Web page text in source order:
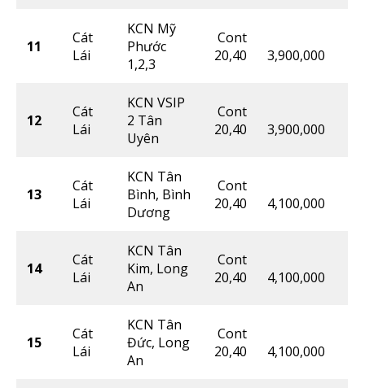
11
Cát
Lái
KCN Mỹ
Phước
1,2,3
Cont
20,40
3,900,000
12
Cát
Lái
KCN VSIP
2 Tân
Uyên
Cont
20,40
3,900,000
13
Cát
Lái
KCN Tân
Bình, Bình
Dương
Cont
20,40
4,100,000
14
Cát
Lái
KCN Tân
Kim, Long
An
Cont
20,40
4,100,000
15
Cát
Lái
KCN Tân
Đức, Long
An
Cont
20,40
4,100,000